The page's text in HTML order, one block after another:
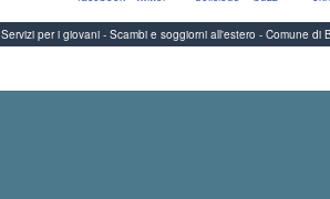
Servizi per i giovani - Scambi e soggiorni all'estero - Comune